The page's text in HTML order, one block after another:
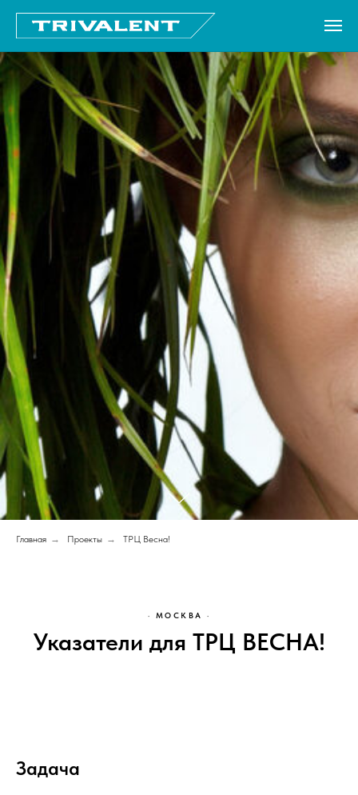
Главная → Проекты → ТРЦ Весна!
· МОСКВА ·
Указатели для ТРЦ ВЕСНА!
Задача